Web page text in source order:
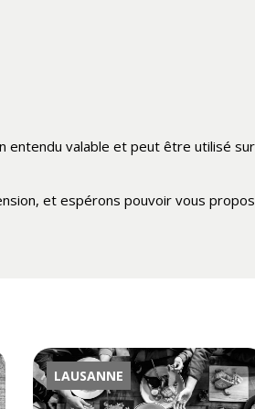
valable et peut être utilisé
et espérons pouvoir vous
LAUSANNE